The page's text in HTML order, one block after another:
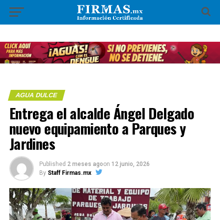
AGUA DULCE
Entrega el alcalde Ángel Delgado
nuevo equipamiento a Parques y
Jardines
Published 2 meses agoon 12 junio, 2026
By Staff Firmas.mx